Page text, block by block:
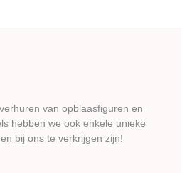
van opblaasfiguren en
hebben we ook enkele unieke
bij ons te verkrijgen zijn!